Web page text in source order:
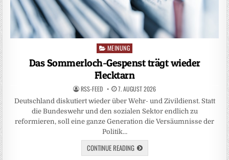
Posted
in
MEINUNG
Das Sommerloch-Gespenst trägt wieder
Flecktarn
RSS-FEED 7. AUGUST 2026
Deutschland diskutiert wieder über Wehr- und Zivildienst. Statt
die Bundeswehr und den sozialen Sektor endlich zu
reformieren, soll eine ganze Generation die Versäumnisse der
Politik…
CONTINUE READING